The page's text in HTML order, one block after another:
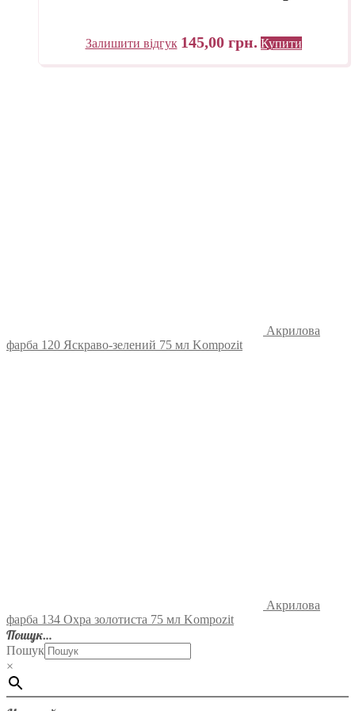
Залишити відгук 145,00 грн. Купити
Акрилова
фарба 120 Яскраво-зелений 75 мл Kompozit
Акрилова
фарба 134 Охра золотиста 75 мл Kompozit
Пошук…
Пошук
×